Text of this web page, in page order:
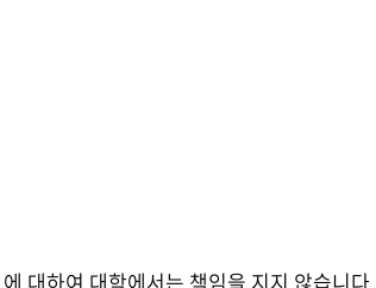
대하여 대학에서는 책임을 지지 않습니다.